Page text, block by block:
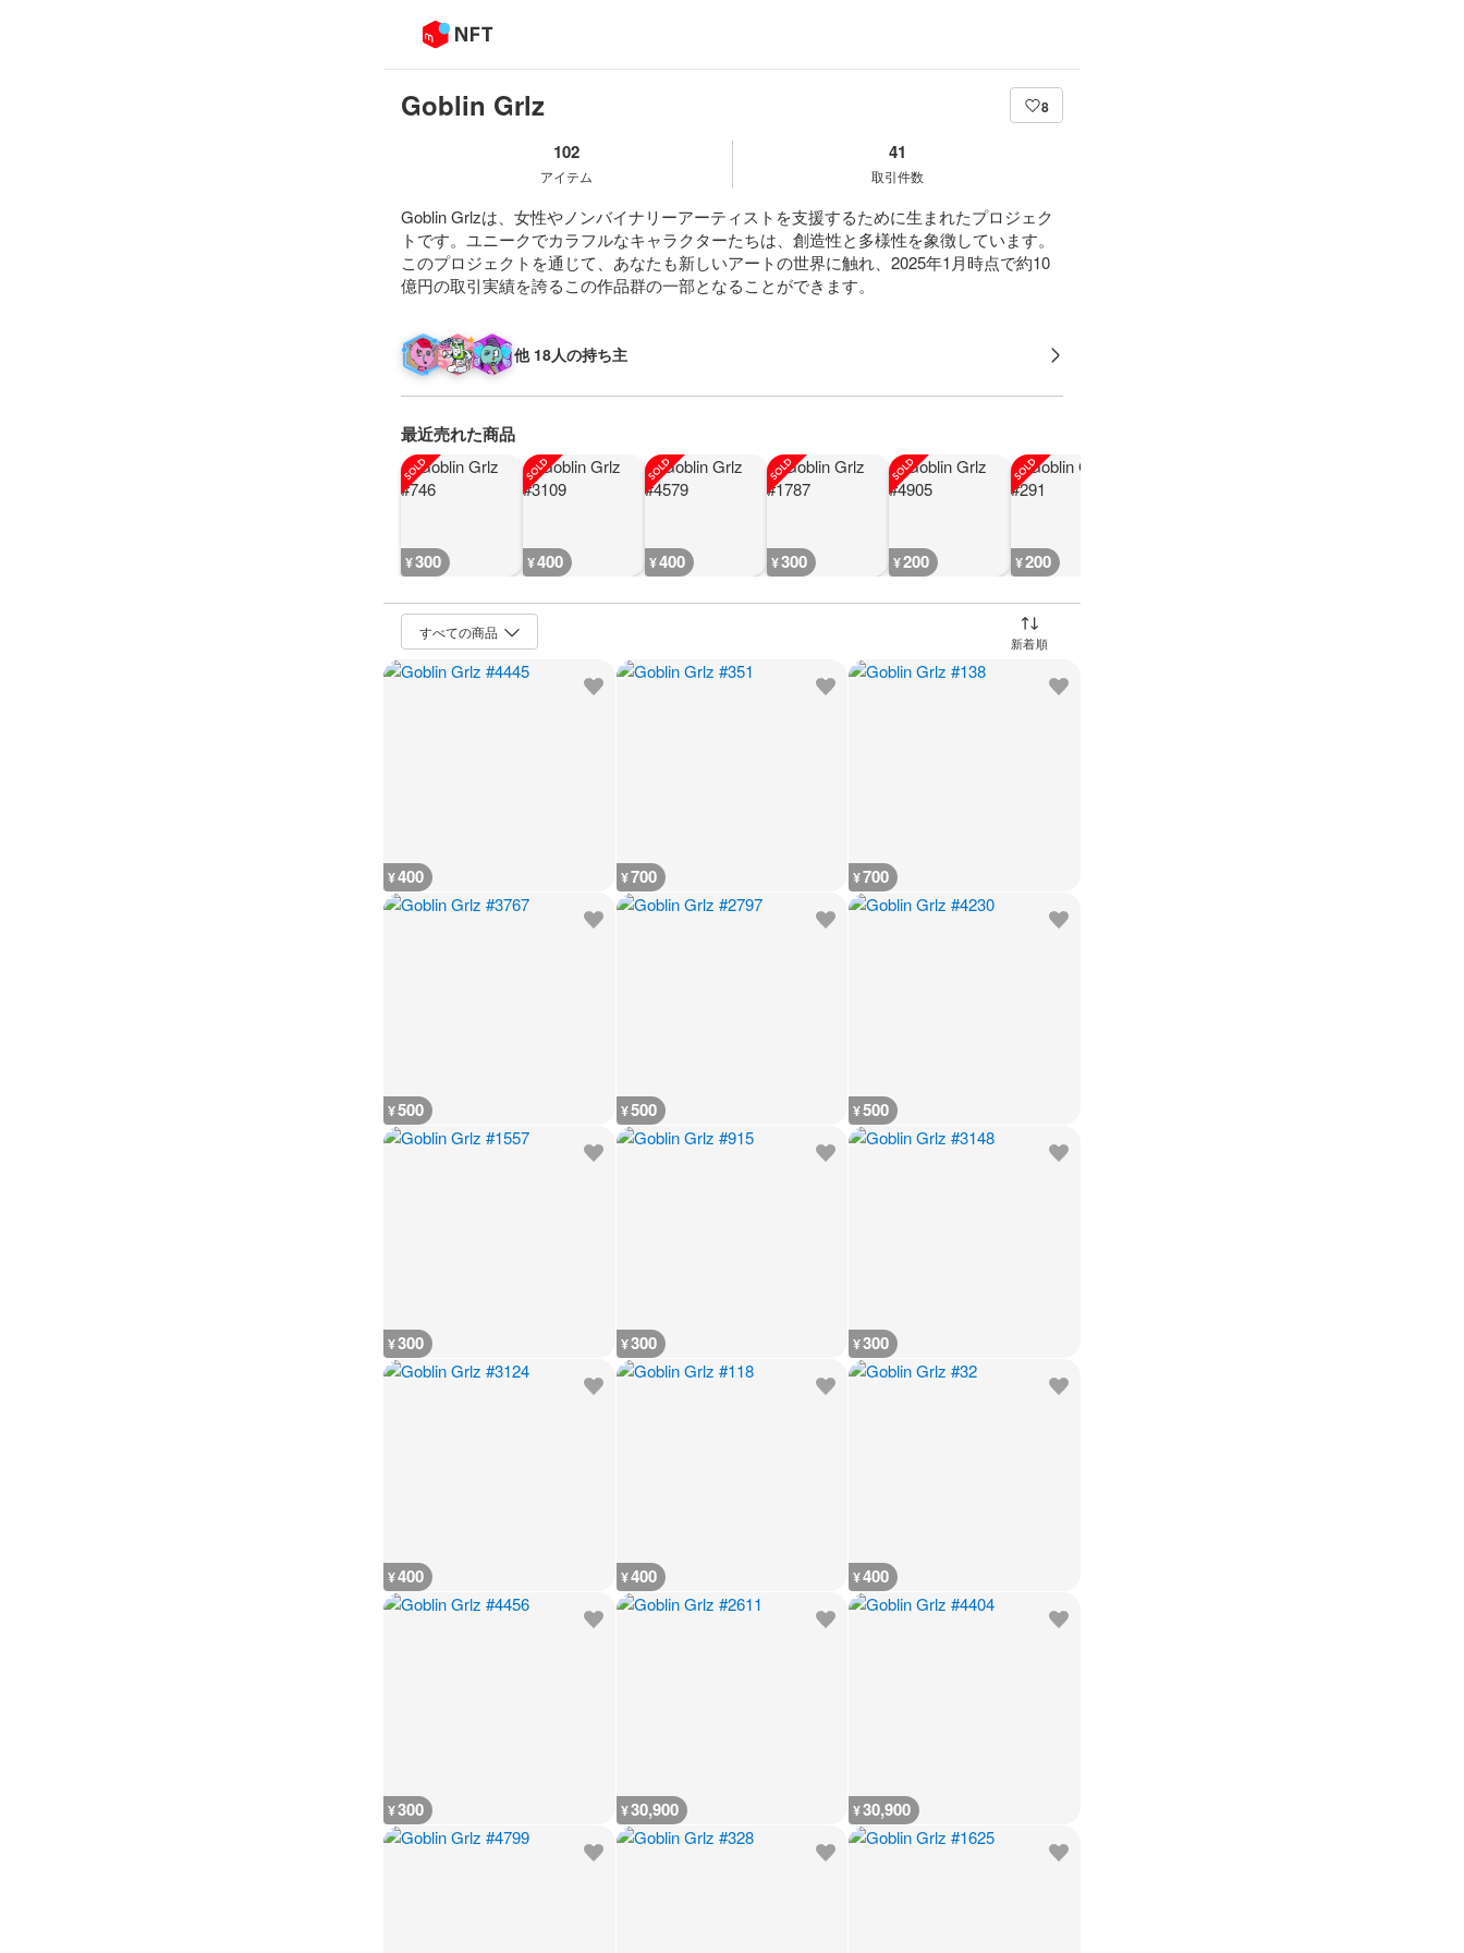
Goblin Grlz 8
102
アイテム
41
取引件数
Goblin Grlzは、女性やノンバイナリーアーティストを支援するために生まれたプロジェク
トです。ユニークでカラフルなキャラクターたちは、創造性と多様性を象徴しています。
このプロジェクトを通じて、あなたも新しいアートの世界に触れ、2025年1月時点で約10
億円の取引実績を誇るこの作品群の一部となることができます。
他 18人の持ち主
最近売れた商品
¥300 ¥400 ¥400 ¥300 ¥200 ¥200
並び替え
¥400 ¥700 ¥700
¥500 ¥500 ¥500
¥300 ¥300 ¥300
¥400 ¥400 ¥400
¥300 ¥30,900 ¥30,900